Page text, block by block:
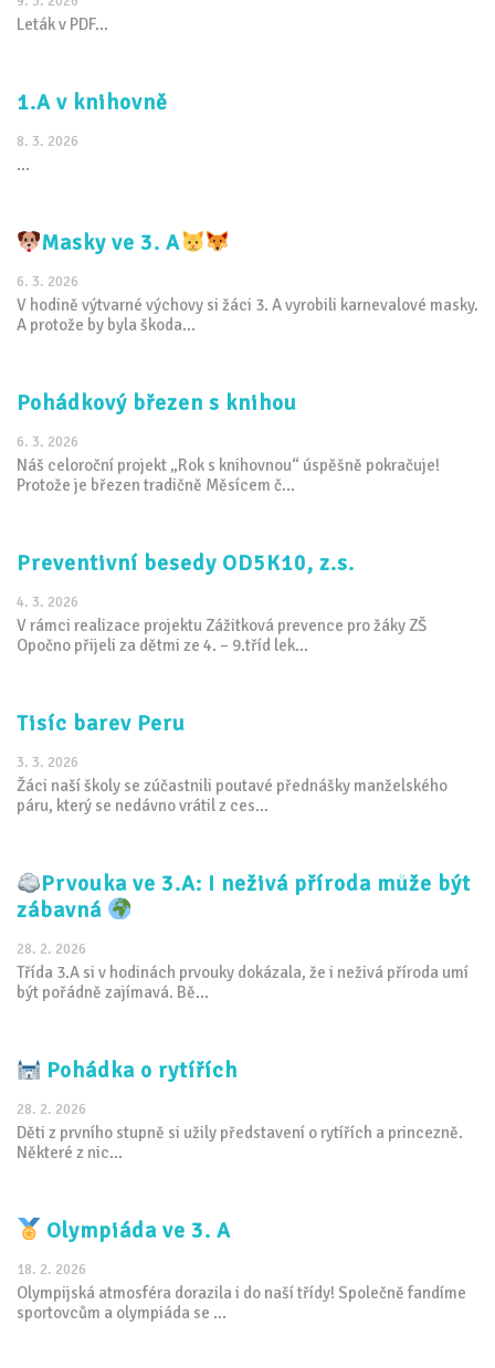
Leták v PDF...
1.A v knihovně
8. 3. 2026
...
Masky ve 3. A
6. 3. 2026
V hodině výtvarné výchovy si žáci 3. A vyrobili karnevalové masky.
A protože by byla škoda...
Pohádkový březen s knihou
6. 3. 2026
Náš celoroční projekt „Rok s knihovnou“ úspěšně pokračuje!
Protože je březen tradičně Měsícem č...
Preventivní besedy OD5K10, z.s.
4. 3. 2026
V rámci realizace projektu Zážitková prevence pro žáky ZŠ
Opočno přijeli za dětmi ze 4. – 9.tříd lek...
Tisíc barev Peru
3. 3. 2026
Žáci naší školy se zúčastnili poutavé přednášky manželského
páru, který se nedávno vrátil z ces...
Prvouka ve 3.A: I neživá příroda může být
zábavná
28. 2. 2026
Třída 3.A si v hodinách prvouky dokázala, že i neživá příroda umí
být pořádně zajímavá. Bě...
Pohádka o rytířích
28. 2. 2026
Děti z prvního stupně si užily představení o rytířích a princezně.
Některé z nic...
Olympiáda ve 3. A
18. 2. 2026
Olympijská atmosféra dorazila i do naší třídy! Společně fandíme
sportovcům a olympiáda se ...